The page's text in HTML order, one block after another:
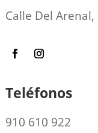
Calle Del Arenal,
Teléfonos
910 610 922